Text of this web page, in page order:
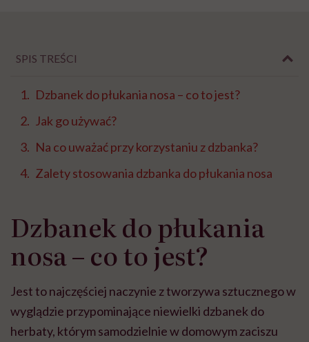
SPIS TREŚCI
Dzbanek do płukania nosa – co to jest?
Jak go używać?
Na co uważać przy korzystaniu z dzbanka?
Zalety stosowania dzbanka do płukania nosa
Dzbanek do płukania
nosa – co to jest?
Jest to najczęściej naczynie z tworzywa sztucznego w
wyglądzie przypominające niewielki dzbanek do
herbaty, którym samodzielnie w domowym zaciszu